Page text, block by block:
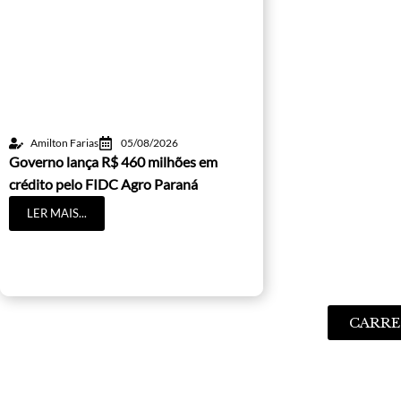
Amilton Farias 05/08/2026
Governo lança R$ 460 milhões em
crédito pelo FIDC Agro Paraná
LER MAIS...